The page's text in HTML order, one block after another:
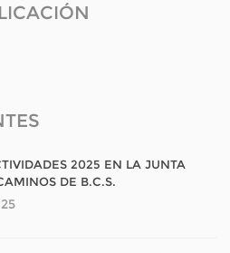
2025 EN LA JUNTA
DE B.C.S.